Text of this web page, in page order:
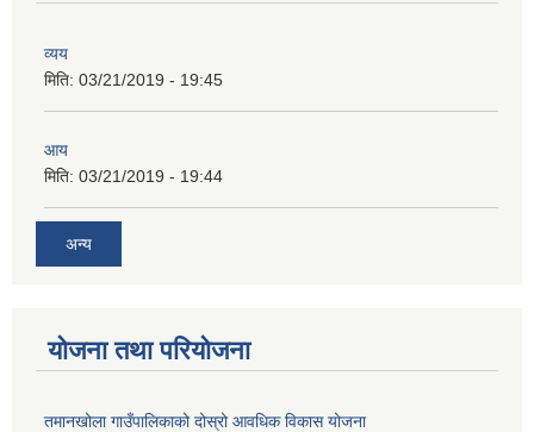
व्यय
मिति: 03/21/2019 - 19:45
आय
मिति: 03/21/2019 - 19:44
अन्य
योजना तथा परियोजना
तमानखोला गाउँपालिकाको दोस्रो आवधिक विकास योजना